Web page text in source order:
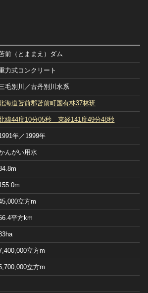
前（とままえ）ダム
力式コンクリート
毛別川／古丹別川水系
海道苫前郡苫前町国有林37林班
緯44度10分05秒 東経141度49分48秒
年／1999年
んがい用水
立方m
平方km
立方m
立方m